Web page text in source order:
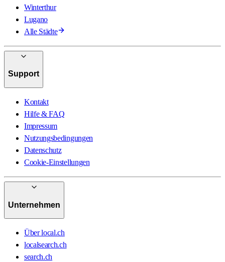
Winterthur
Lugano
Alle Städte
Support
Kontakt
Hilfe & FAQ
Impressum
Nutzungsbedingungen
Datenschutz
Cookie-Einstellungen
Unternehmen
Über local.ch
localsearch.ch
search.ch